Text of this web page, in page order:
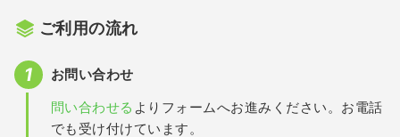
ご利用の流れ
お問い合わせ
問い合わせる よりフォームへお進みください。お電話
でも受け付けています。